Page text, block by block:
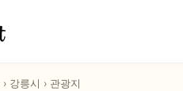
› 강릉시 › 관광지